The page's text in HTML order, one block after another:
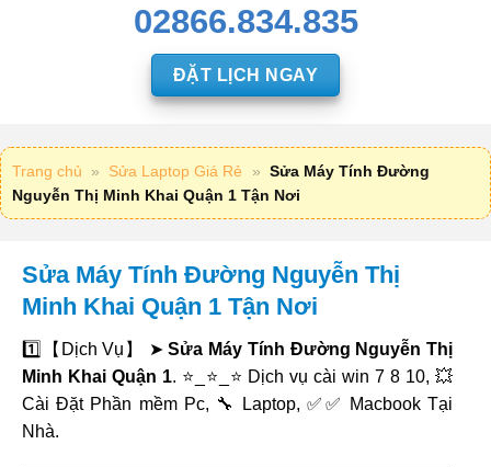
02866.834.835
ĐẶT LỊCH NGAY
Trang chủ » Sửa Laptop Giá Rẻ » Sửa Máy Tính Đường
Nguyễn Thị Minh Khai Quận 1 Tận Nơi
Sửa Máy Tính Đường Nguyễn Thị
Minh Khai Quận 1 Tận Nơi
1️⃣【Dịch Vụ】 ➤Sửa Máy Tính Đường Nguyễn Thị
Minh Khai Quận 1. ⭐_⭐_⭐ Dịch vụ cài win 7 8 10, 💥
Cài Đặt Phần mềm Pc, 🔧 Laptop, ✅✅ Macbook Tại
Nhà.